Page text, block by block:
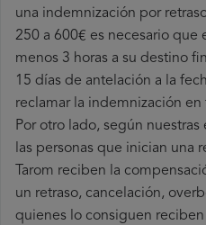
una indemnización por
250 a 600€ es necesario que
menos 3 horas a su destino
15 días de antelación a la
reclamar la indemnización
Por otro lado, según
las personas que inician una
Tarom reciben la
un retraso, cancelación,
quienes lo consiguen